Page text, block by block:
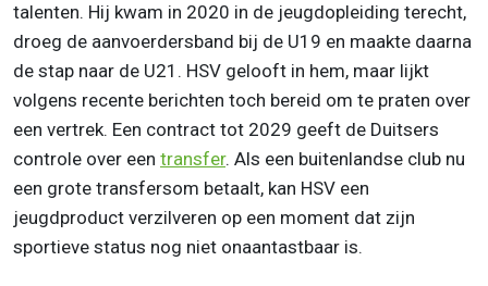
talenten. Hij kwam in 2020 in de jeugdopleiding terecht,
droeg de aanvoerdersband bij de U19 en maakte daarna
de stap naar de U21. HSV gelooft in hem, maar lijkt
volgens recente berichten toch bereid om te praten over
een vertrek. Een contract tot 2029 geeft de Duitsers
controle over een transfer. Als een buitenlandse club nu
een grote transfersom betaalt, kan HSV een
jeugdproduct verzilveren op een moment dat zijn
sportieve status nog niet onaantastbaar is.